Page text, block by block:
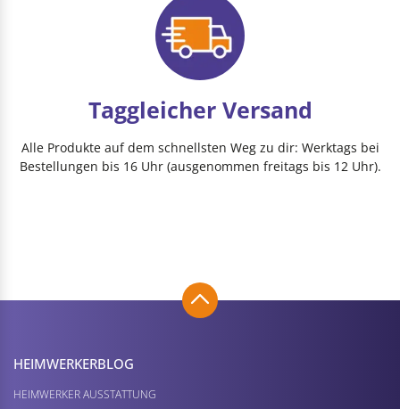
Taggleicher Versand
Alle Produkte auf dem schnellsten Weg zu dir: Werktags bei
Bestellungen bis 16 Uhr (ausgenommen freitags bis 12 Uhr).
HEIMWERKER­BLOG
HEIMWERKER AUSSTATTUNG